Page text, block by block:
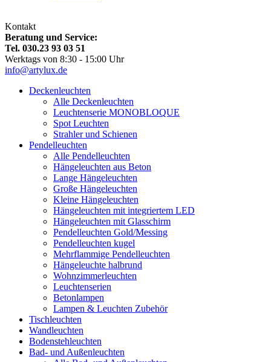
Kontakt
Beratung und Service:
Tel. 030.23 93 03 51
Werktags von 8:30 - 15:00 Uhr
info@artylux.de
Deckenleuchten
Alle Deckenleuchten
Leuchtenserie MONOBLOQUE
Spot Leuchten
Strahler und Schienen
Pendelleuchten
Alle Pendelleuchten
Hängeleuchten aus Beton
Lange Hängeleuchten
Große Hängeleuchten
Kleine Hängeleuchten
Hängeleuchten mit integriertem LED
Hängeleuchten mit Glasschirm
Pendelleuchten Gold/Messing
Pendelleuchten kugel
Mehrflammige Pendelleuchten
Hängeleuchte halbrund
Wohnzimmerleuchten
Leuchtenserien
Betonlampen
Lampen & Leuchten Zubehör
Tischleuchten
Wandleuchten
Bodenstehleuchten
Bad- und Außenleuchten